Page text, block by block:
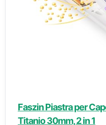
Faszin Piastra per
Titanio 30mm, 2 in 1